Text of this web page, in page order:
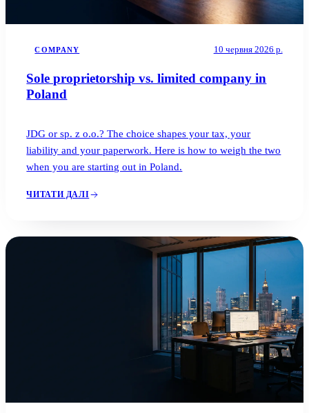
COMPANY 10 червня 2026 р.
Sole proprietorship vs. limited company in
Poland
JDG or sp. z o.o.? The choice shapes your tax, your
liability and your paperwork. Here is how to weigh the two
when you are starting out in Poland.
ЧИТАТИ ДАЛІ